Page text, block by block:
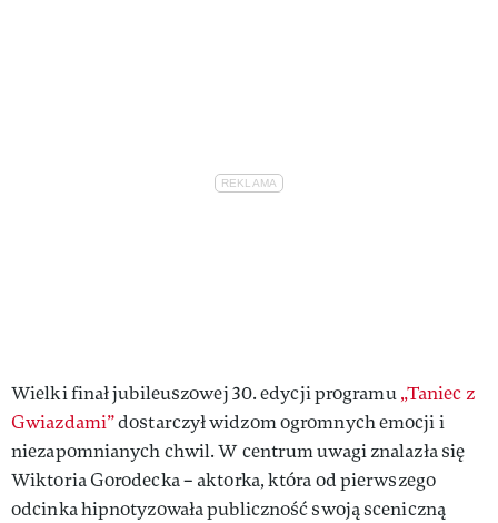
Wielki finał jubileuszowej 30. edycji programu„Taniec z
Gwiazdami”dostarczył widzom ogromnych emocji i
niezapomnianych chwil. W centrum uwagi znalazła się
Wiktoria Gorodecka – aktorka, która od pierwszego
odcinka hipnotyzowała publiczność swoją sceniczną